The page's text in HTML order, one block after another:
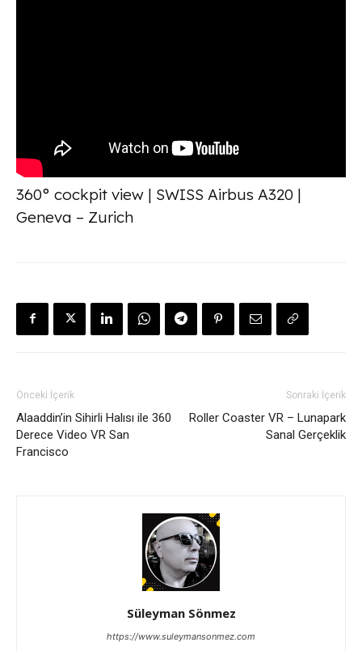
360° cockpit view | SWISS Airbus A320 |
Geneva – Zurich
Önceki İçerik
Alaaddin’in Sihirli Halısı ile 360
Derece Video VR San
Francisco
Sonraki İçerik
Roller Coaster VR – Lunapark
Sanal Gerçeklik
Süleyman Sönmez
https://www.suleymansonmez.com